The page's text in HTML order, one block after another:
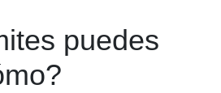
puedes